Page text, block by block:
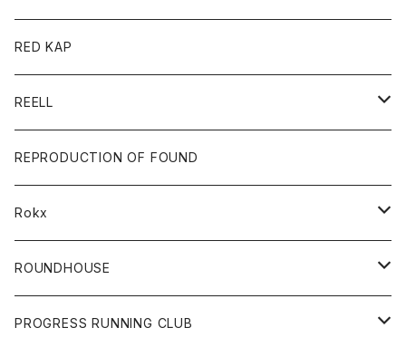
ロングスリーブＴシャツ
ジャケット
バッグ
キッズ
Tシャツ
帽子
グッズ
靴
バック
トップス
カットソー
カーディガン
ボトムス
ショートパンツ
パンツ
レディース
カットソー
カードホルダー
キーホルダー
財布
バック
RED KAP
REELL
パンツ
ショートパンツ
REPRODUCTION OF FOUND
Rokx
ボトム
ROUNDHOUSE
エプロン
PROGRESS RUNNING CLUB